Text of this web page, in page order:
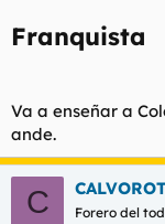
Franquista
Va a enseñar a
ande.
C Forero del